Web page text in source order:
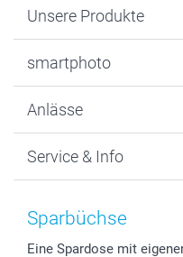
Unsere Produkte
Fotogeschenke
MyNameBook
Fotoabzüge, Fotos als
Zubehör & Material
Foto-Kalender & Agenden
smartphoto
Warum smartphoto
Datenschutz
AGB
Impressum
Anlässe
Neujahr
Muttertag
Vatertag
Service & Info
Preise und Versandkosten
Lieferfristen
Sparbüchse
Eine Spardose mit